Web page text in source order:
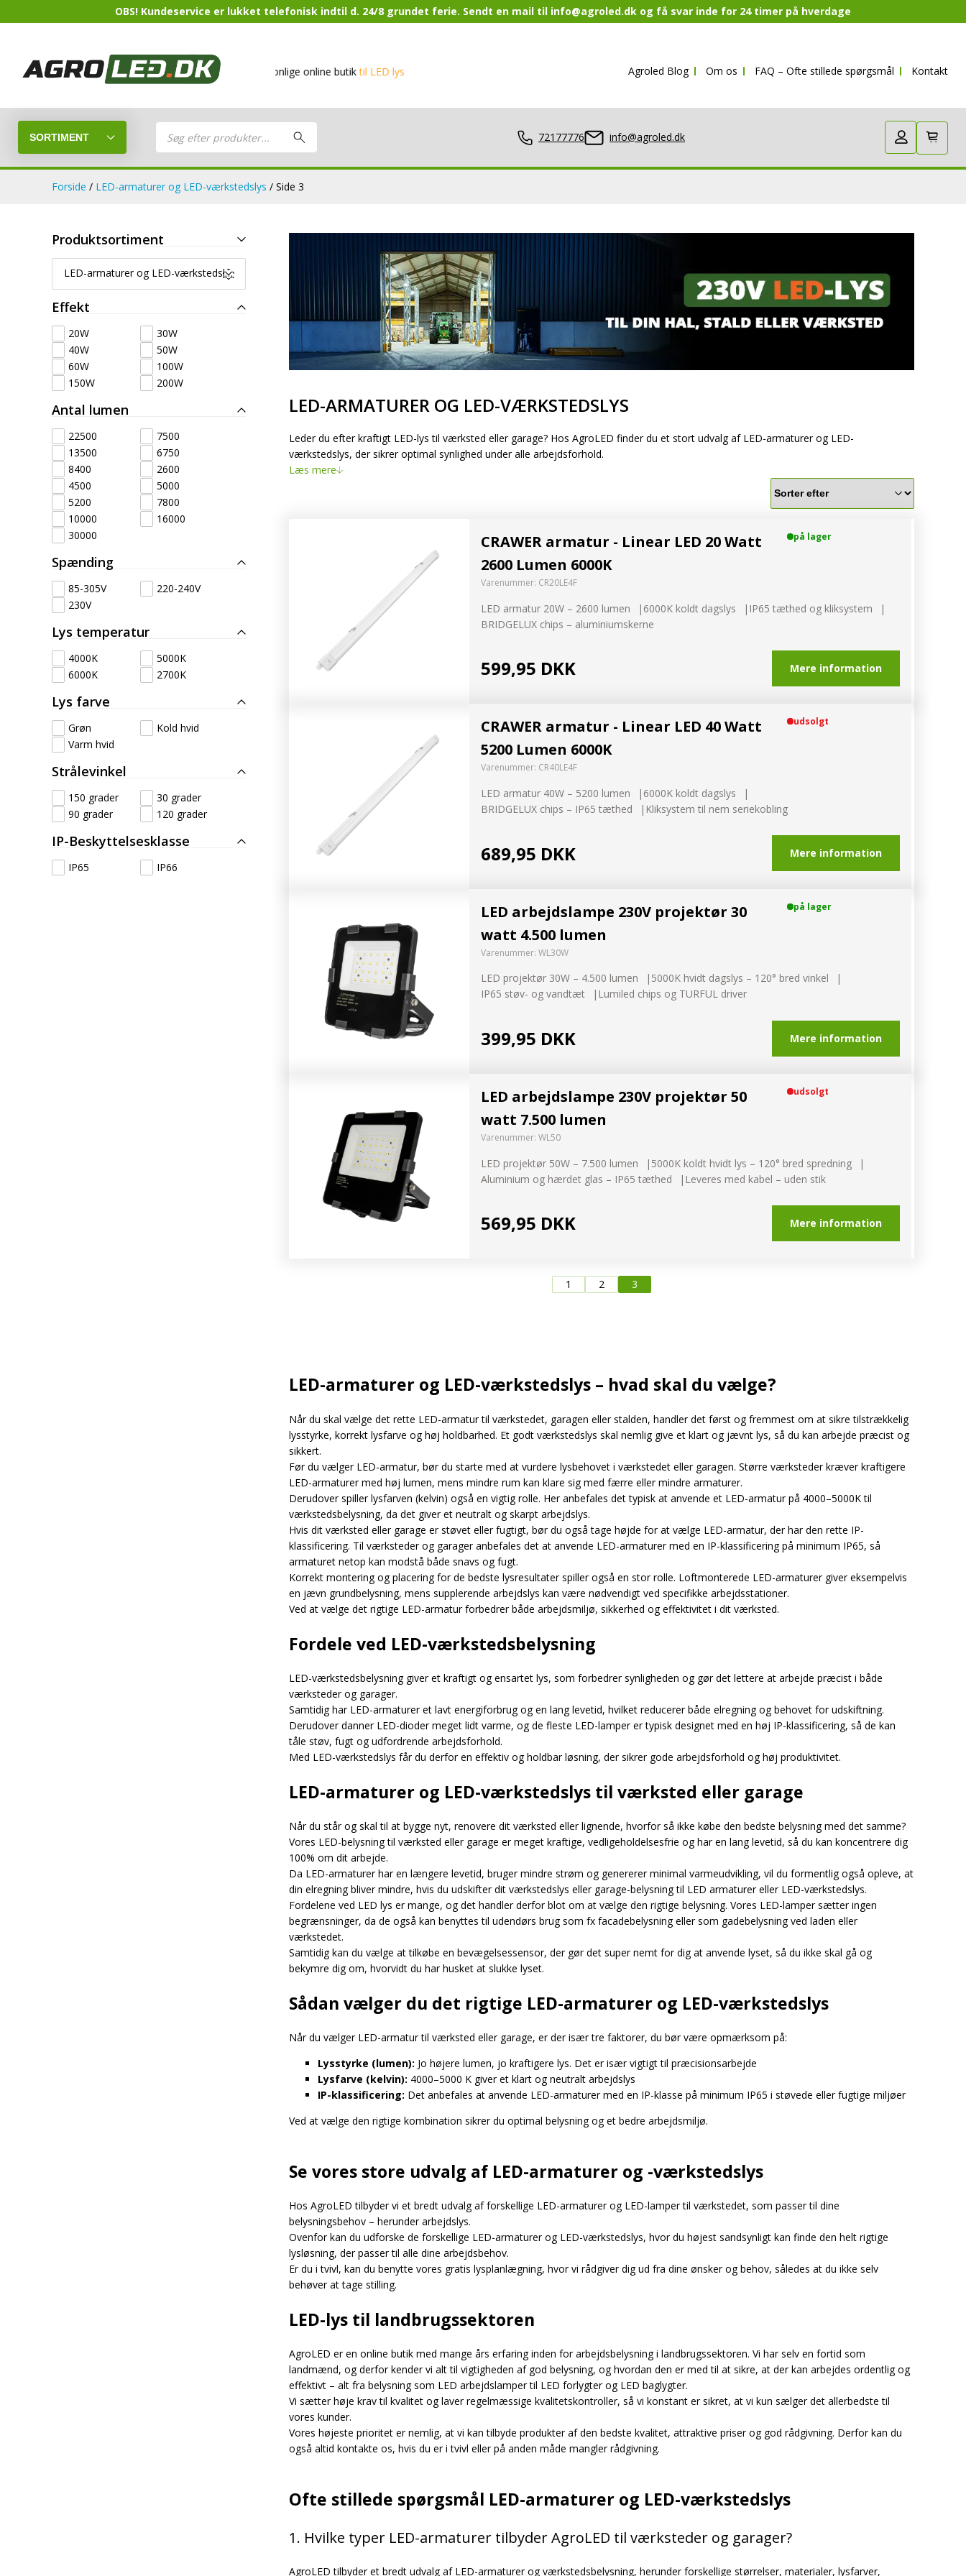
OBS! Kundeservice er lukket telefonisk indtil d. 24/8 grundet ferie. Sendt en mail til info@agroled.dk og få svar inde for 24 timer på hverdage
Mere end 500 varerpå lager Din personlige online butiktil LED lys Agroled Blog Om os FAQ – Ofte stillede spørgsmål Kontakt
SORTIMENT
Products
search 72177776 info@agroled.dk
LED-Guide LED-arbejdslamper
LED-forlygter
LED-baglygter
LED-rotorblink og
blitzblink
LED-Positionslys og
markeringslys
LED-slingrelygter
LED-Belysningssæt LED-sprøjtebelysning
LED-fordelspakker til
traktorer
Stik, kabelbindere og
relæer til traktor og
landbrug
LED Guide
Forside / LED-armaturer og LED-værkstedslys / Side 3
LED-ARMATURER OG LED-VÆRKSTEDSLYS
Leder du efter kraftigt LED-lys til værksted eller garage? Hos AgroLED finder du et stort udvalg af LED-armaturer og LED-
værkstedslys, der sikrer optimal synlighed under alle arbejdsforhold.
Læs mere
CRAWER armatur - Linear LED 20 Watt
2600 Lumen 6000K
Varenummer: CR20LE4F
på lager
LED armatur 20W – 2600 lumen 6000K koldt dagslys
IP65 tæthed og kliksystem
BRIDGELUX chips – aluminiumskerne
599,95 DKK Mere information
CRAWER armatur - Linear LED 40 Watt
5200 Lumen 6000K
Varenummer: CR40LE4F
udsolgt
LED armatur 40W – 5200 lumen
6000K koldt dagslys
BRIDGELUX chips – IP65 tæthed
Kliksystem til nem seriekobling
689,95 DKK Mere information
LED arbejdslampe 230V projektør 30
watt 4.500 lumen
Varenummer: WL30W
på lager
LED projektør 30W – 4.500 lumen
5000K hvidt dagslys – 120° bred vinkel
IP65 støv- og vandtæt
Lumiled chips og TURFUL driver
399,95 DKK Mere information
LED arbejdslampe 230V projektør 50
watt 7.500 lumen
Varenummer: WL50
udsolgt
LED projektør 50W – 7.500 lumen
5000K koldt hvidt lys – 120° bred spredning
Aluminium og hærdet glas – IP65 tæthed
Leveres med kabel – uden stik
569,95 DKK Mere information
1 2 3
LED-armaturer og LED-værkstedslys – hvad skal du vælge?
Når du skal vælge det rette LED-armatur til værkstedet, garagen eller stalden, handler det først og fremmest om at sikre tilstrækkelig
lysstyrke, korrekt lysfarve og høj holdbarhed. Et godt værkstedslys skal nemlig give et klart og jævnt lys, så du kan arbejde præcist og
sikkert.
Før du vælger LED-armatur, bør du starte med at vurdere lysbehovet i værkstedet eller garagen. Større værksteder kræver kraftigere
LED-armaturer med høj lumen, mens mindre rum kan klare sig med færre eller mindre armaturer.
Derudover spiller lysfarven (kelvin) også en vigtig rolle. Her anbefales det typisk at anvende et LED-armatur på 4000–5000K til
værkstedsbelysning, da det giver et neutralt og skarpt arbejdslys.
Hvis dit værksted eller garage er støvet eller fugtigt, bør du også tage højde for at vælge LED-armatur, der har den rette IP-
klassificering. Til værksteder og garager anbefales det at anvende LED-armaturer med en IP-klassificering på minimum IP65, så
armaturet netop kan modstå både snavs og fugt.
Korrekt montering og placering for de bedste lysresultater spiller også en stor rolle. Loftmonterede LED-armaturer giver eksempelvis
en jævn grundbelysning, mens supplerende arbejdslys kan være nødvendigt ved specifikke arbejdsstationer.
Ved at vælge det rigtige LED-armatur forbedrer både arbejdsmiljø, sikkerhed og effektivitet i dit værksted.
Fordele ved LED-værkstedsbelysning
LED-værkstedsbelysning giver et kraftigt og ensartet lys, som forbedrer synligheden og gør det lettere at arbejde præcist i både
værksteder og garager.
Samtidig har LED-armaturer et lavt energiforbrug og en lang levetid, hvilket reducerer både elregning og behovet for udskiftning.
Derudover danner LED-dioder meget lidt varme, og de fleste LED-lamper er typisk designet med en høj IP-klassificering, så de kan
tåle støv, fugt og udfordrende arbejdsforhold.
Med LED-værkstedslys får du derfor en effektiv og holdbar løsning, der sikrer gode arbejdsforhold og høj produktivitet.
LED-armaturer og LED-værkstedslys til værksted eller garage
Når du står og skal til at bygge nyt, renovere dit værksted eller lignende, hvorfor så ikke købe den bedste belysning med det samme?
Vores LED-belysning til værksted eller garage er meget kraftige, vedligeholdelsesfrie og har en lang levetid, så du kan koncentrere dig
100% om dit arbejde.
Da LED-armaturer har en længere levetid, bruger mindre strøm og genererer minimal varmeudvikling, vil du formentlig også opleve, at
din elregning bliver mindre, hvis du udskifter dit værkstedslys eller garage-belysning til LED armaturer eller LED-værkstedslys.
Fordelene ved LED lys er mange, og det handler derfor blot om at vælge den rigtige belysning. Vores LED-lamper sætter ingen
begrænsninger, da de også kan benyttes til udendørs brug som fx facadebelysning eller som gadebelysning ved laden eller
værkstedet.
Samtidig kan du vælge at tilkøbe en bevægelsessensor, der gør det super nemt for dig at anvende lyset, så du ikke skal gå og
bekymre dig om, hvorvidt du har husket at slukke lyset.
Sådan vælger du det rigtige LED-armaturer og LED-værkstedslys
Når du vælger LED-armatur til værksted eller garage, er der især tre faktorer, du bør være opmærksom på:
Lysstyrke (lumen): Jo højere lumen, jo kraftigere lys. Det er især vigtigt til præcisionsarbejde
Lysfarve (kelvin): 4000–5000 K giver et klart og neutralt arbejdslys
IP-klassificering: Det anbefales at anvende LED-armaturer med en IP-klasse på minimum IP65 i støvede eller fugtige miljøer
Ved at vælge den rigtige kombination sikrer du optimal belysning og et bedre arbejdsmiljø.
Se vores store udvalg af LED-armaturer og -værkstedslys
Hos AgroLED tilbyder vi et bredt udvalg af forskellige LED-armaturer og LED-lamper til værkstedet, som passer til dine
belysningsbehov – herunder arbejdslys.
Ovenfor kan du udforske de forskellige LED-armaturer og LED-værkstedslys, hvor du højest sandsynligt kan finde den helt rigtige
lysløsning, der passer til alle dine arbejdsbehov.
Er du i tvivl, kan du benytte vores gratis lysplanlægning, hvor vi rådgiver dig ud fra dine ønsker og behov, således at du ikke selv
behøver at tage stilling.
LED-lys til landbrugssektoren
AgroLED er en online butik med mange års erfaring inden for arbejdsbelysning i landbrugssektoren. Vi har selv en fortid som
landmænd, og derfor kender vi alt til vigtigheden af god belysning, og hvordan den er med til at sikre, at der kan arbejdes ordentlig og
effektivt – alt fra belysning som LED arbejdslamper til LED forlygter og LED baglygter.
Vi sætter høje krav til kvalitet og laver regelmæssige kvalitetskontroller, så vi konstant er sikret, at vi kun sælger det allerbedste til
vores kunder.
Vores højeste prioritet er nemlig, at vi kan tilbyde produkter af den bedste kvalitet, attraktive priser og god rådgivning. Derfor kan du
også altid kontakte os, hvis du er i tvivl eller på anden måde mangler rådgivning.
Ofte stillede spørgsmål LED-armaturer og LED-værkstedslys
1. Hvilke typer LED-armaturer tilbyder AgroLED til værksteder og garager?
AgroLED tilbyder et bredt udvalg af LED-armaturer og værkstedsbelysning, herunder forskellige størrelser, materialer, lysfarver,
Produktsortiment
LED-armaturer og LED-værkstedslys
Effekt
20W
30W
40W
50W
60W
100W
150W
200W
Antal lumen
22500
7500
13500
6750
8400
2600
4500
5000
5200
7800
10000
16000
30000
Spænding
85-305V
220-240V
230V
Lys temperatur
4000K
5000K
6000K
2700K
Lys farve
Grøn
Kold hvid
Varm hvid
Strålevinkel
150 grader
30 grader
90 grader
120 grader
IP-Beskyttelsesklasse
IP65 IP66